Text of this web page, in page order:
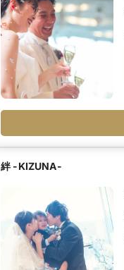
絆 -KIZUNA-